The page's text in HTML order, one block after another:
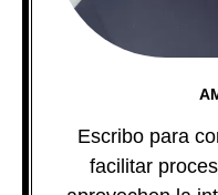
Escribo para
facilitar